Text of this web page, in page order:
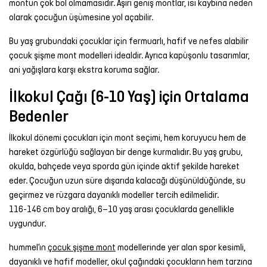
montun çok bol olmamasıdır. Aşırı geniş montlar, ısı kaybına neden
olarak çocuğun üşümesine yol açabilir.
Bu yaş grubundaki çocuklar için fermuarlı, hafif ve nefes alabilir
çocuk şişme mont modelleri idealdir. Ayrıca kapüşonlu tasarımlar,
ani yağışlara karşı ekstra koruma sağlar.
İlkokul Çağı (6-10 Yaş) için Ortalama
Bedenler
İlkokul dönemi çocukları için mont seçimi, hem koruyucu hem de
hareket özgürlüğü sağlayan bir denge kurmalıdır. Bu yaş grubu,
okulda, bahçede veya sporda gün içinde aktif şekilde hareket
eder. Çocuğun uzun süre dışarıda kalacağı düşünüldüğünde, su
geçirmez ve rüzgara dayanıklı modeller tercih edilmelidir.
116-146 cm boy aralığı, 6–10 yaş arası çocuklarda genellikle
uygundur.
hummel’ın çocuk şişme mont modellerinde yer alan spor kesimli,
dayanıklı ve hafif modeller, okul çağındaki çocukların hem tarzına